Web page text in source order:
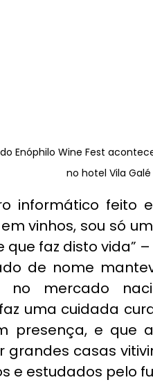
Enóphilo Wine Fest
no hotel Vila
informático feito
vinhos, sou só
que faz disto vida”
de nome
no mercado
uma cuidada
presença, e que
grandes casas
e estudados pelo